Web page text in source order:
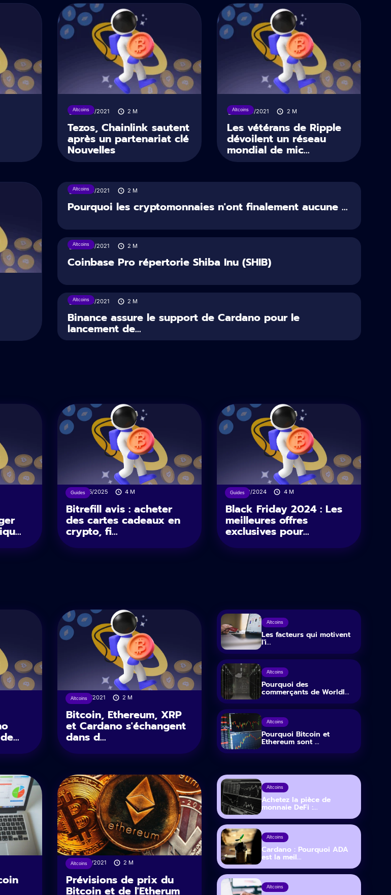
Altcoins
13/09/2021 2 M
Tezos, Chainlink sautent
après un partenariat clé
Nouvelles
Altcoins
13/09/2021 2 M
Les vétérans de Ripple
dévoilent un réseau
mondial de mic...
Altcoins
10/09/2021 2 M
Pourquoi les cryptomonnaies n'ont finalement aucune ...
Altcoins
10/09/2021 2 M
Coinbase Pro répertorie Shiba Inu (SHIB)
Altcoins
10/09/2021 2 M
Binance assure le support de Cardano pour le
lancement de...
Guides16/05/2025 4 M
Bitrefill avis : acheter
des cartes cadeaux en
crypto, fi...
Guides16/12/2024 4 M
Black Friday 2024 : Les
meilleures offres
exclusives pour...
Altcoins
10/09/2021 2 M
Bitcoin, Ethereum, XRP
et Cardano s'échangent
dans d...
Altcoins
Les facteurs qui motivent
l'i...
Altcoins
Pourquoi des
commerçants de Worldl...
Altcoins
Pourquoi Bitcoin et
Ethereum sont ...
Altcoins
07/09/2021 2 M
Prévisions de prix du
Bitcoin et de l'Etherum
Altcoins
Achetez la pièce de
monnaie DeFi :...
Altcoins
Cardano : Pourquoi ADA
est la meil...
Altcoins